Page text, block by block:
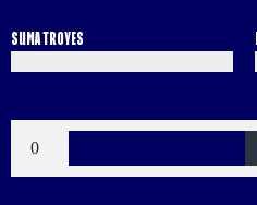
SUMA TROYES
0